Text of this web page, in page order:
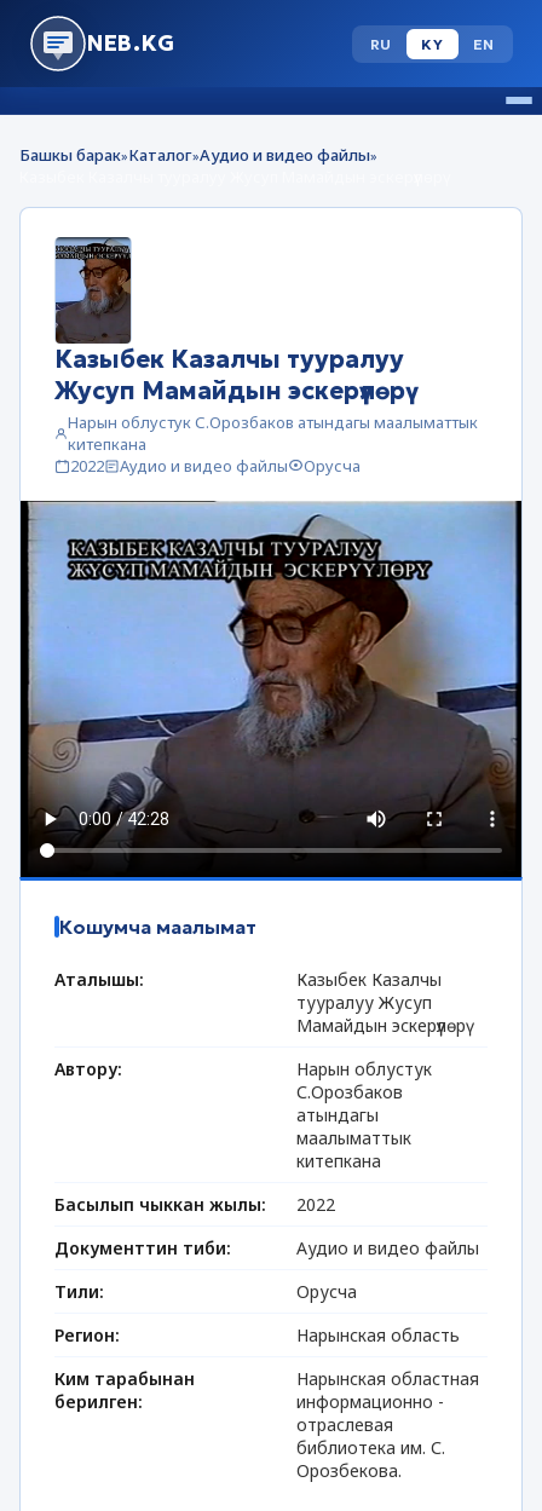
NEB.KG RU KY EN
Башкы барак»Каталог»Аудио и видео файлы»
Казыбек Казалчы тууралуу
Жусуп Мамайдын эскерүүлөрү
Нарын облустук С.Орозбаков атындагы маалыматтык
китепкана
2022
Аудио и видео файлы Орусча
Кошумча маалымат
Аталышы:
Казыбек Казалчы
тууралуу Жусуп
Мамайдын эскерүүлөрү
Автору:
Нарын облустук
С.Орозбаков
атындагы
маалыматтык
китепкана
Басылып чыккан жылы:
2022
Документтин тиби:
Аудио и видео файлы
Тили:
Орусча
Регион:
Нарынская область
Ким тарабынан
берилген:
Нарынская областная
информационно -
отраслевая
библиотека им. С.
Орозбекова.